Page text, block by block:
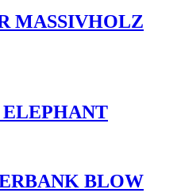
MASSIVHOLZ
ELEPHANT
BLOW